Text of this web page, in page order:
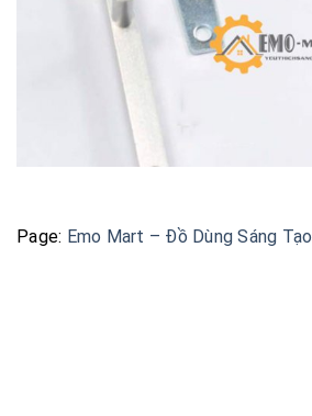
Page: Emo Mart – Đồ Dùng Sáng Tạo